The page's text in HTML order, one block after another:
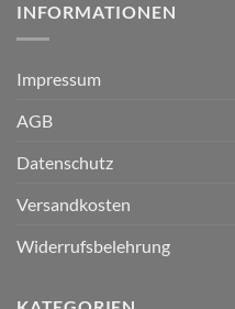
INFORMATIONEN
Impressum
AGB
Datenschutz
Versandkosten
Widerrufsbelehrung